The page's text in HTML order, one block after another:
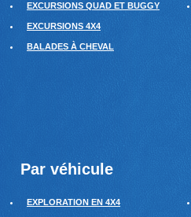
EXCURSIONS QUAD ET BUGGY
EXCURSIONS 4X4
BALADES À CHEVAL
Par véhicule
EXPLORATION EN 4X4